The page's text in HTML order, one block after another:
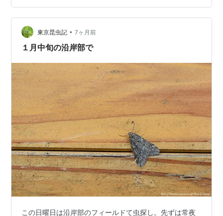
東京昆虫記 • 7ヶ月前
１月中旬の沿岸部で
この日曜日は沿岸部のフィールドて虫探し。先ずは常夜